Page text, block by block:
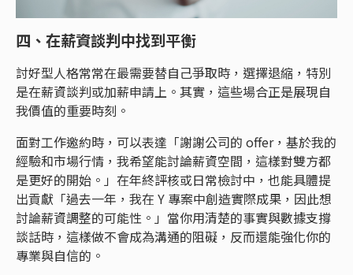
四、在薪資談判中找到平衡
討好型人格常常在最需要替自己爭取時，選擇退縮，特別
是在薪資談判或加薪申請上。其實，這些場合正是展現自
我價值的重要時刻。
面對工作邀約時，可以表達「謝謝公司的 offer，基於我的
經驗和市場行情，我希望能討論薪資空間，這樣對雙方都
是更好的開始。」在年終評核或日常檢討中，也能具體提
出貢獻「過去一年，我在 Y 專案中創造實際成果，因此想
討論薪資調整的可能性。」當你用清楚的事實與數據支撐
談話時，這樣做不會成為溝通的阻礙，反而還能強化你的
專業與自信的。